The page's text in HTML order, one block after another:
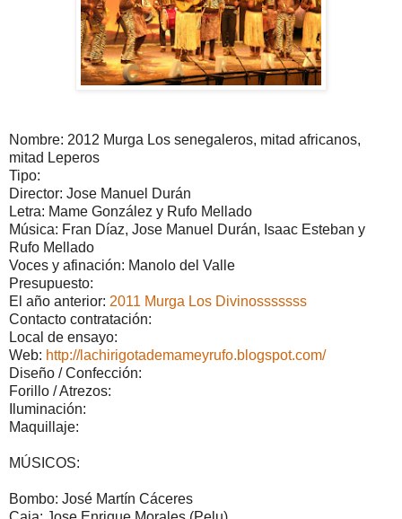
Nombre: 2012 Murga Los senegaleros, mitad africanos,
mitad Leperos
Tipo:
Director: Jose Manuel Durán
Letra: Mame González y Rufo Mellado
Música: Fran Díaz, Jose Manuel Durán, Isaac Esteban y
Rufo Mellado
Voces y afinación: Manolo del Valle
Presupuesto:
El año anterior: 2011 Murga Los Divinosssssss
Contacto contratación:
Local de ensayo:
Web: http://lachirigotademameyrufo.blogspot.com/
Diseño / Confección:
Forillo / Atrezos:
Iluminación:
Maquillaje:
MÚSICOS:
Bombo: José Martín Cáceres